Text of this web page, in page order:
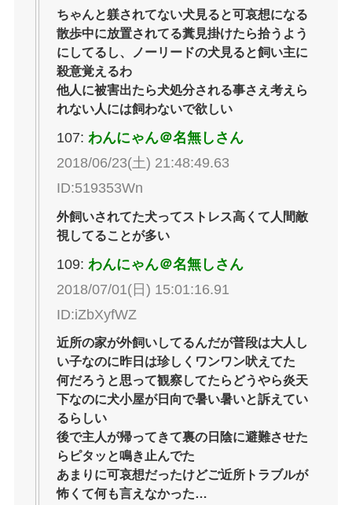
ちゃんと躾されてない犬見ると可哀想になる
散歩中に放置されてる糞見掛けたら拾うよう
にしてるし、ノーリードの犬見ると飼い主に
殺意覚えるわ
他人に被害出たら犬処分される事さえ考えら
れない人には飼わないで欲しい
107: わんにゃん＠名無しさん
2018/06/23(土) 21:48:49.63
ID:519353Wn
外飼いされてた犬ってストレス高くて人間敵
視してることが多い
109: わんにゃん＠名無しさん
2018/07/01(日) 15:01:16.91
ID:iZbXyfWZ
近所の家が外飼いしてるんだが普段は大人し
い子なのに昨日は珍しくワンワン吠えてた
何だろうと思って観察してたらどうやら炎天
下なのに犬小屋が日向で暑い暑いと訴えてい
るらしい
後で主人が帰ってきて裏の日陰に避難させた
らピタッと鳴き止んでた
あまりに可哀想だったけどご近所トラブルが
怖くて何も言えなかった…